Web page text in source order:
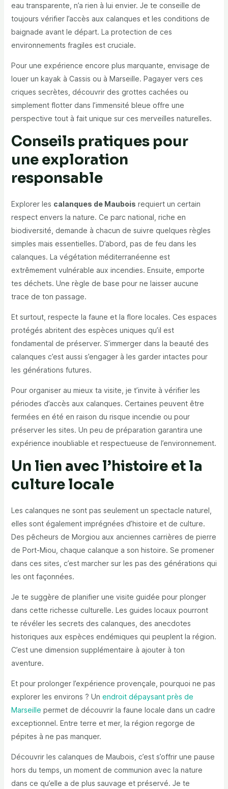
eau transparente, n’a rien à lui envier. Je te conseille de
toujours vérifier l’accès aux calanques et les conditions de
baignade avant le départ. La protection de ces
environnements fragiles est cruciale.
Pour une expérience encore plus marquante, envisage de
louer un kayak à Cassis ou à Marseille. Pagayer vers ces
criques secrètes, découvrir des grottes cachées ou
simplement flotter dans l’immensité bleue offre une
perspective tout à fait unique sur ces merveilles naturelles.
Conseils pratiques pour
une exploration
responsable
Explorer les calanques de Maubois requiert un certain
respect envers la nature. Ce parc national, riche en
biodiversité, demande à chacun de suivre quelques règles
simples mais essentielles. D’abord, pas de feu dans les
calanques. La végétation méditerranéenne est
extrêmement vulnérable aux incendies. Ensuite, emporte
tes déchets. Une règle de base pour ne laisser aucune
trace de ton passage.
Et surtout, respecte la faune et la flore locales. Ces espaces
protégés abritent des espèces uniques qu’il est
fondamental de préserver. S’immerger dans la beauté des
calanques c’est aussi s’engager à les garder intactes pour
les générations futures.
Pour organiser au mieux ta visite, je t’invite à vérifier les
périodes d’accès aux calanques. Certaines peuvent être
fermées en été en raison du risque incendie ou pour
préserver les sites. Un peu de préparation garantira une
expérience inoubliable et respectueuse de l’environnement.
Un lien avec l’histoire et la
culture locale
Les calanques ne sont pas seulement un spectacle naturel,
elles sont également imprégnées d’histoire et de culture.
Des pêcheurs de Morgiou aux anciennes carrières de pierre
de Port-Miou, chaque calanque a son histoire. Se promener
dans ces sites, c’est marcher sur les pas des générations qui
les ont façonnées.
Je te suggère de planifier une visite guidée pour plonger
dans cette richesse culturelle. Les guides locaux pourront
te révéler les secrets des calanques, des anecdotes
historiques aux espèces endémiques qui peuplent la région.
C’est une dimension supplémentaire à ajouter à ton
aventure.
Et pour prolonger l’expérience provençale, pourquoi ne pas
explorer les environs ? Un endroit dépaysant près de
Marseille permet de découvrir la faune locale dans un cadre
exceptionnel. Entre terre et mer, la région regorge de
pépites à ne pas manquer.
Découvrir les calanques de Maubois, c’est s’offrir une pause
hors du temps, un moment de communion avec la nature
dans ce qu’elle a de plus sauvage et préservé. Je te